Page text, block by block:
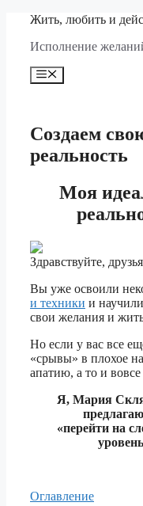
Перейти
содержимому
Жить, любить и
Исполнение
Меню
Создаем
реальность
Моя
Здравствуйте,
Вы уже освоили
и техники и
свои желания и
Но если у вас все
«срывы» в плохое
апатию, а то и
Я, Мария
«перейти на
Оглавление